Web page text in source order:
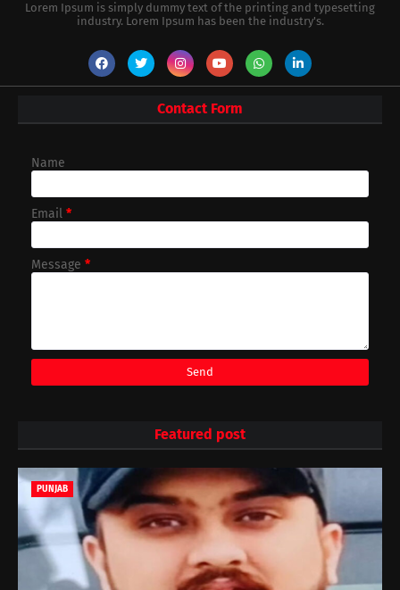
Lorem Ipsum is simply dummy text of the printing and typesetting
industry. Lorem Ipsum has been the industry's.
Contact Form
Name
Email *
Message *
Featured post
PUNJAB